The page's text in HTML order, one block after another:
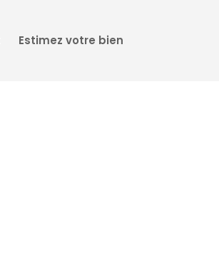
Estimez votre bien